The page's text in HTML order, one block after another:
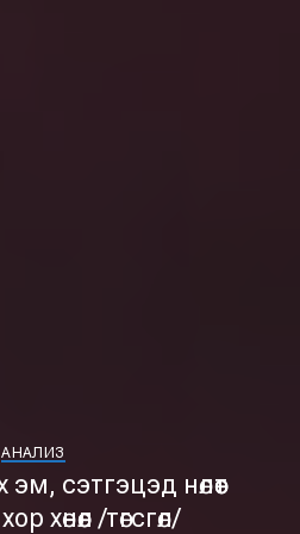
АНАЛИЗ
сэтгэцэд нөлөөт
хөнөөл /төгсгөл/